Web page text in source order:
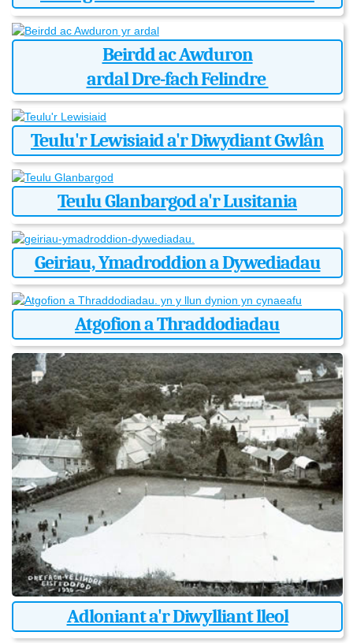
Beirdd ac Awduron
ardal Dre-fach Felindre
Teulu'r Lewisiaid a'r Diwydiant Gwlân
Teulu Glanbargod a'r Lusitania
Geiriau, Ymadroddion a Dywediadau
Atgofion a Thraddodiadau
Adloniant a'r Diwylliant lleol